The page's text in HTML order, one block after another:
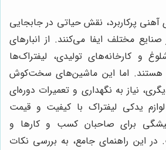
آهنی پرکاربرد، نقش حیاتی در جابجایی
مختلف ایفا می‌کنند. از انبارهای
و کارخانه‌های تولیدی، لیفتراک‌ها
هستند. اما این ماشین‌های سخت‌کوش
نیاز به نگهداری و تعمیرات دوره‌ای
یدکی لیفتراک با کیفیت و قیمت
برای صاحبان کسب و کارها و
در این راهنمای جامع، به بررسی نکات